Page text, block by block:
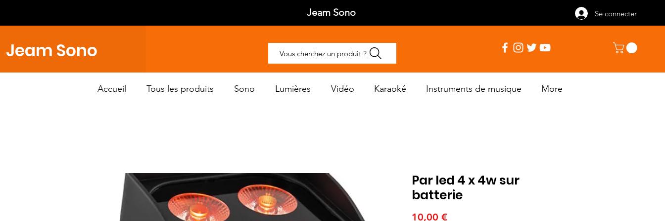
Jeam Sono Se connecter
Jeam Sono Vous cherchez un produit ?
Accueil Tous les produits Sono Lumières Vidéo Karaoké Instruments de musique More
Par led 4 x 4w sur
batterie
10,00 €Prix